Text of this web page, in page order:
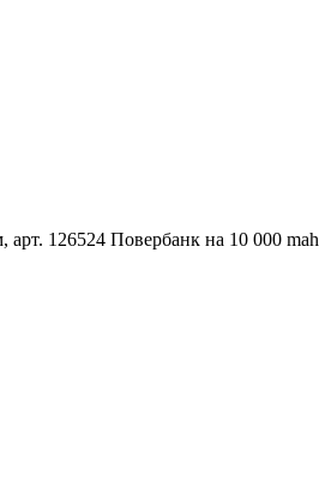
арт. 126524 Повербанк на 10 000 mah